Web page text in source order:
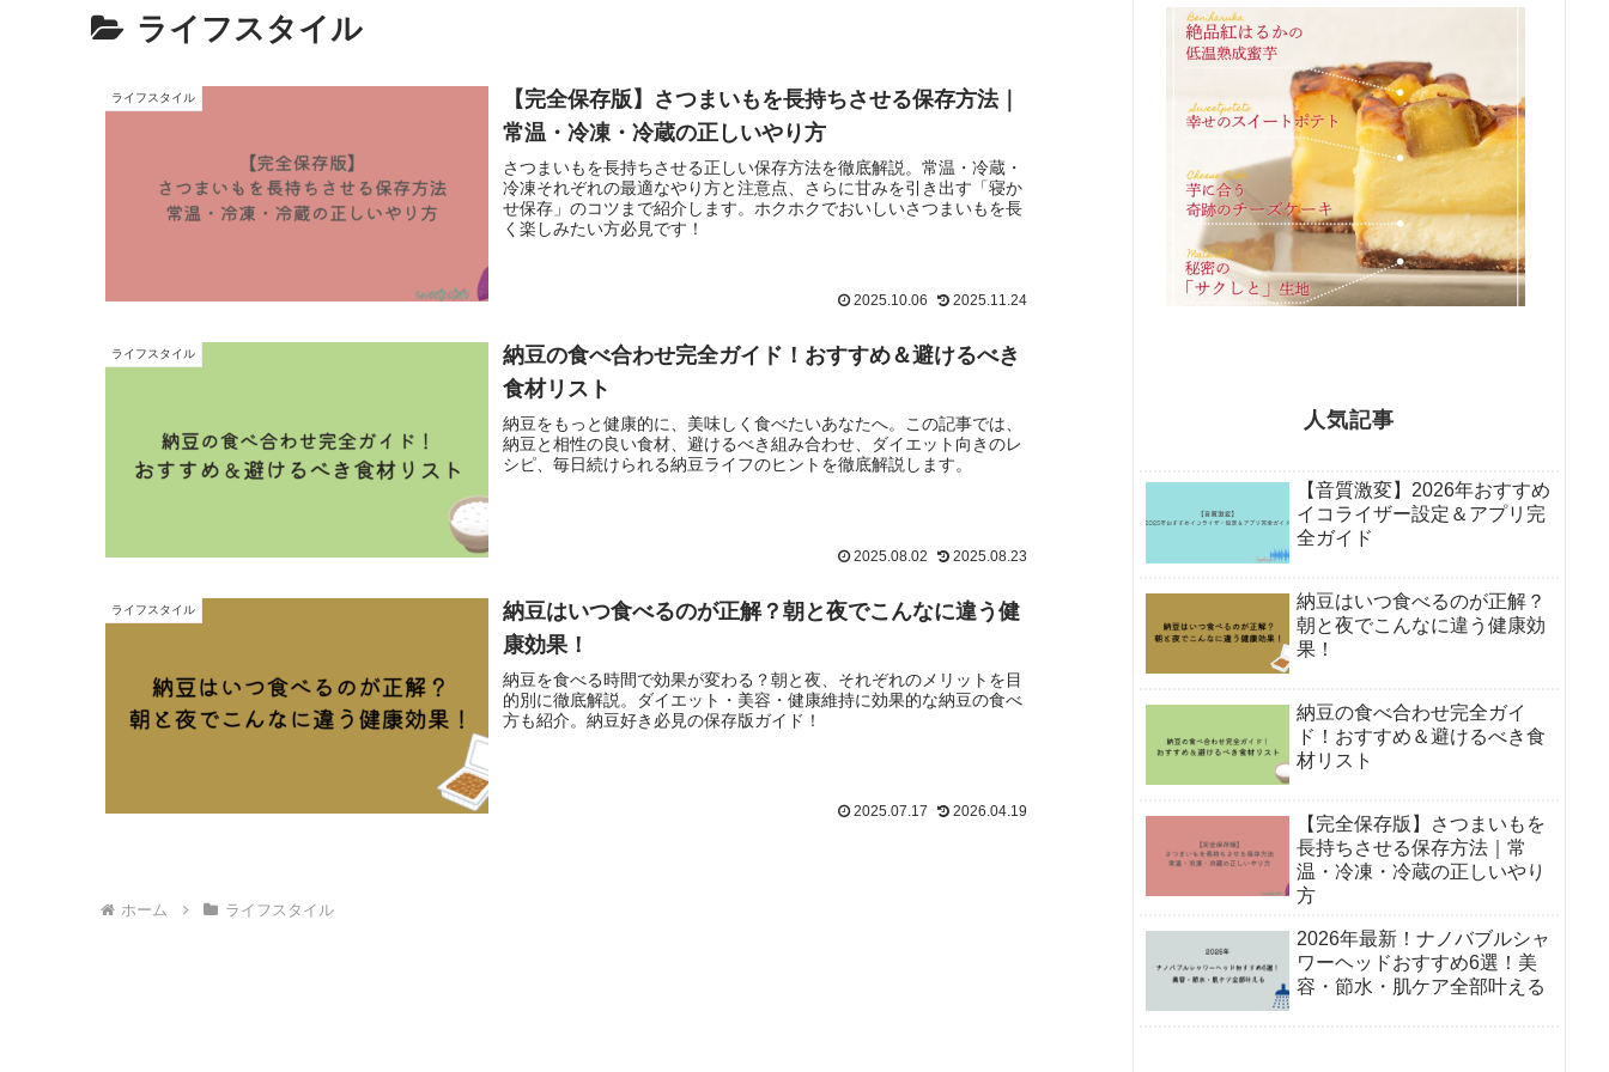
ライフスタイル
ライフスタイル
【完全保存版】さつまいもを長持ちさせる保存方法｜
常温・冷凍・冷蔵の正しいやり方
さつまいもを長持ちさせる正しい保存方法を徹底解説。常温・冷蔵・
冷凍それぞれの最適なやり方と注意点、さらに甘みを引き出す「寝か
せ保存」のコツまで紹介します。ホクホクでおいしいさつまいもを長
く楽しみたい方必見です！
2025.10.06 2025.11.24
ライフスタイル
納豆の食べ合わせ完全ガイド！おすすめ＆避けるべき
食材リスト
納豆をもっと健康的に、美味しく食べたいあなたへ。この記事では、
納豆と相性の良い食材、避けるべき組み合わせ、ダイエット向きのレ
シピ、毎日続けられる納豆ライフのヒントを徹底解説します。
2025.08.02 2025.08.23
ライフスタイル
納豆はいつ食べるのが正解？朝と夜でこんなに違う健
康効果！
納豆を食べる時間で効果が変わる？朝と夜、それぞれのメリットを目
的別に徹底解説。ダイエット・美容・健康維持に効果的な納豆の食べ
方も紹介。納豆好き必見の保存版ガイド！
2025.07.17 2026.04.19
ホーム ライフスタイル
人気記事
【音質激変】2026年おすすめ
イコライザー設定＆アプリ完
全ガイド
納豆はいつ食べるのが正解？
朝と夜でこんなに違う健康効
果！
納豆の食べ合わせ完全ガイ
ド！おすすめ＆避けるべき食
材リスト
【完全保存版】さつまいもを
長持ちさせる保存方法｜常
温・冷凍・冷蔵の正しいやり
方
2026年最新！ナノバブルシャ
ワーヘッドおすすめ6選！美
容・節水・肌ケア全部叶える